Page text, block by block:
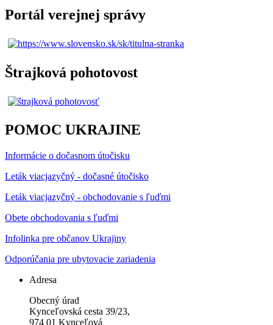
Portál verejnej správy
Štrajková pohotovost
POMOC UKRAJINE
Informácie o dočasnom útočisku
Leták viacjazyčný - dočasné útočisko
Leták viacjazyčný - obchodovanie s ľuďmi
Obete obchodovania s ľuďmi
Infolinka pre občanov Ukrajiny
Odporúčania pre ubytovacie zariadenia
Adresa
Obecný úrad
Kynceľovská cesta 39/23,
974 01 Kynceľová